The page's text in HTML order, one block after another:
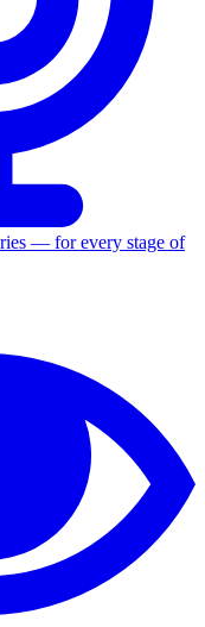
— for every stage of